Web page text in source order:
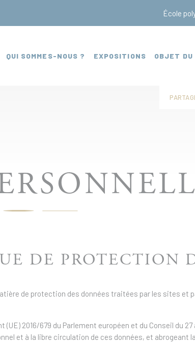
École
QUI SOMMES-NOUS ? EXPOSITIONS OBJET DU
DE PROTECTION
de protection des données traitées par les sites et
2016/679 du Parlement européen et du Conseil du
et à la libre circulation de ces données, et abrogeant